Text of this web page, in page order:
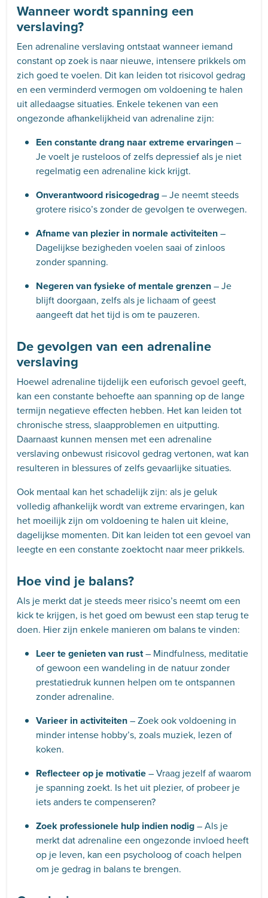
Wanneer wordt spanning een
verslaving?
Een adrenaline verslaving ontstaat wanneer iemand
constant op zoek is naar nieuwe, intensere prikkels om
zich goed te voelen. Dit kan leiden tot risicovol gedrag
en een verminderd vermogen om voldoening te halen
uit alledaagse situaties. Enkele tekenen van een
ongezonde afhankelijkheid van adrenaline zijn:
Een constante drang naar extreme ervaringen–
Je voelt je rusteloos of zelfs depressief als je niet
regelmatig een adrenaline kick krijgt.
Onverantwoord risicogedrag– Je neemt steeds
grotere risico’s zonder de gevolgen te overwegen.
Afname van plezier in normale activiteiten–
Dagelijkse bezigheden voelen saai of zinloos
zonder spanning.
Negeren van fysieke of mentale grenzen– Je
blijft doorgaan, zelfs als je lichaam of geest
aangeeft dat het tijd is om te pauzeren.
De gevolgen van een adrenaline
verslaving
Hoewel adrenaline tijdelijk een euforisch gevoel geeft,
kan een constante behoefte aan spanning op de lange
termijn negatieve effecten hebben. Het kan leiden tot
chronische stress, slaapproblemen en uitputting.
Daarnaast kunnen mensen met een adrenaline
verslaving onbewust risicovol gedrag vertonen, wat kan
resulteren in blessures of zelfs gevaarlijke situaties.
Ook mentaal kan het schadelijk zijn: als je geluk
volledig afhankelijk wordt van extreme ervaringen, kan
het moeilijk zijn om voldoening te halen uit kleine,
dagelijkse momenten. Dit kan leiden tot een gevoel van
leegte en een constante zoektocht naar meer prikkels.
Hoe vind je balans?
Als je merkt dat je steeds meer risico’s neemt om een
kick te krijgen, is het goed om bewust een stap terug te
doen. Hier zijn enkele manieren om balans te vinden:
Leer te genieten van rust– Mindfulness, meditatie
of gewoon een wandeling in de natuur zonder
prestatiedruk kunnen helpen om te ontspannen
zonder adrenaline.
Varieer in activiteiten– Zoek ook voldoening in
minder intense hobby’s, zoals muziek, lezen of
koken.
Reflecteer op je motivatie– Vraag jezelf af waarom
je spanning zoekt. Is het uit plezier, of probeer je
iets anders te compenseren?
Zoek professionele hulp indien nodig– Als je
merkt dat adrenaline een ongezonde invloed heeft
op je leven, kan een psycholoog of coach helpen
om je gedrag in balans te brengen.